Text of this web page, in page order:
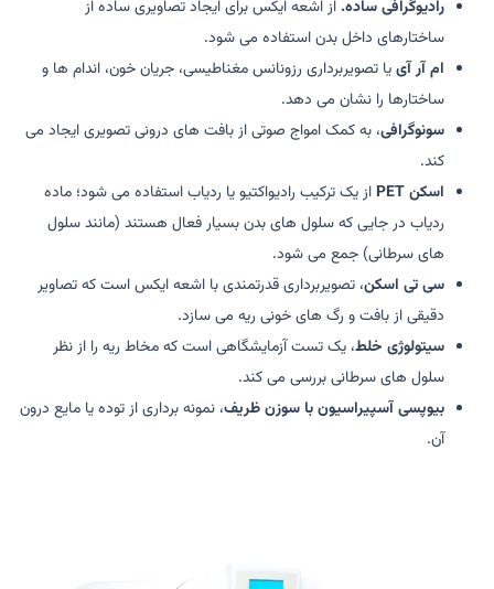
رادیوگرافی ساده. از اشعه ایکس برای ایجاد تصاویری ساده از
ساختارهای داخل بدن استفاده می شود.
ام ​​آر آییا تصویربرداری رزونانس مغناطیسی، جریان خون، اندام ها و
ساختارها را نشان می دهد.
سونوگرافی، به کمک امواج صوتی از بافت های درونی تصویری ایجاد می
کند.
اسکن PET
از یک ترکیب رادیواکتیو یا ردیاب استفاده می شود؛ ماده
ردیاب در جایی که سلول های بدن بسیار فعال هستند (مانند سلول
های سرطانی) جمع می شود.
سی تی اسکن، تصویربرداری قدرتمندی با اشعه ایکس است که تصاویر
دقیقی از بافت و رگ های خونی ریه می سازد.
سیتولوژی خلط، یک تست آزمایشگاهی است که مخاط ریه را از نظر
سلول های سرطانی بررسی می کند.
بیوپسی آسپیراسیون با سوزن ظریف، نمونه برداری از توده یا مایع درون
آن.